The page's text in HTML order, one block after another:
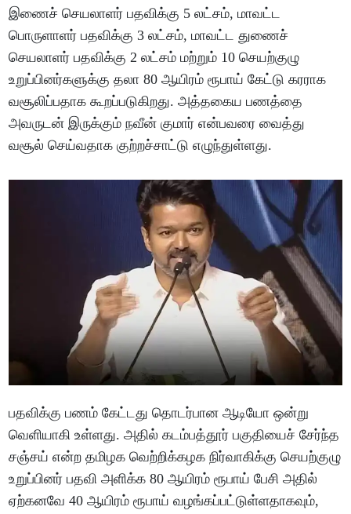
இணைச் செயலாளர் பதவிக்கு 5 லட்சம், மாவட்ட
பொருளாளர் பதவிக்கு 3 லட்சம், மாவட்ட துணைச்
செயலாளர் பதவிக்கு 2 லட்சம் மற்றும் 10 செயற்குழு
உறுப்பினர்களுக்கு தலா 80 ஆயிரம் ரூபாய் கேட்டு கரராக
வசூலிப்பதாக கூறப்படுகிறது. அத்தகைய பணத்தை
அவருடன் இருக்கும் நவீன் குமார் என்பவரை வைத்து
வசூல் செய்வதாக குற்றச்சாட்டு எழுந்துள்ளது.
பதவிக்கு பணம் கேட்டது தொடர்பான ஆடியோ ஒன்று
வெளியாகி உள்ளது. அதில் கடம்பத்தூர் பகுதியைச் சேர்ந்த
சஞ்சய் என்ற தமிழக வெற்றிக்கழக நிர்வாகிக்கு செயற்குழு
உறுப்பினர் பதவி அளிக்க 80 ஆயிரம் ரூபாய் பேசி அதில்
ஏற்கனவே 40 ஆயிரம் ரூபாய் வழங்கப்பட்டுள்ளதாகவும்,